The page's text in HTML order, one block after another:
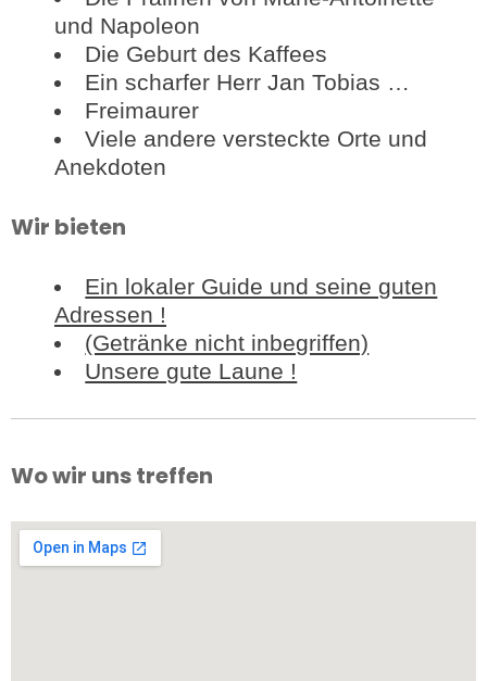
und Napoleon
Die Geburt des Kaffees
Ein scharfer Herr Jan Tobias …
Freimaurer
Viele andere versteckte Orte und
Anekdoten
Wir bieten
Ein lokaler Guide und seine guten
Adressen !
(Getränke nicht inbegriffen)
Unsere gute Laune !
Wo wir uns treffen